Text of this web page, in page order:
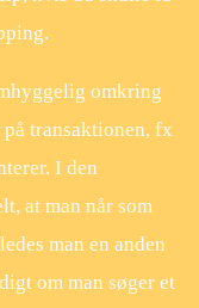
omkring
transaktionen, fx
I den
at man når som
man en anden
om man søger et